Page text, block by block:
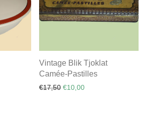
prijs was: €14,95.
is: €8,00.
Vintage Blik Tjoklat
Camée-Pastilles
€17,50 Oorspronkelijke prijs was:
€10,00Huidige prijs is: